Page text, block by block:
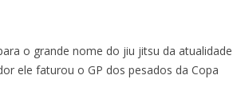
o grande nome do jiu jitsu da atualidade
ele faturou o GP dos pesados da Copa